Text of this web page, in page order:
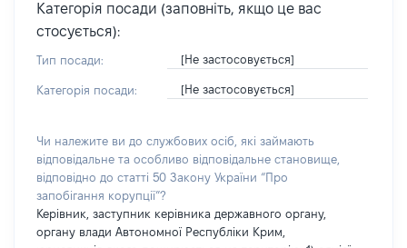
Категорія посади (заповніть, якщо це вас
стосується):
Тип посади: [Не застосовується]
Категорія посади: [Не застосовується]
Чи належите ви до службових осіб, які займають
відповідальне та особливо відповідальне становище,
відповідно до статті 50 Закону України “Про
запобігання корупції”?
Керівник, заступник керівника державного органу,
органу влади Автономної Республіки Крим,